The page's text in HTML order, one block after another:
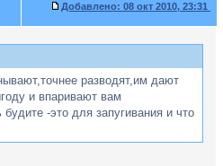
Добавлено: 08 окт 2010, 23:31
разводят,им дают
и впаривают вам
-это для запугивания и что